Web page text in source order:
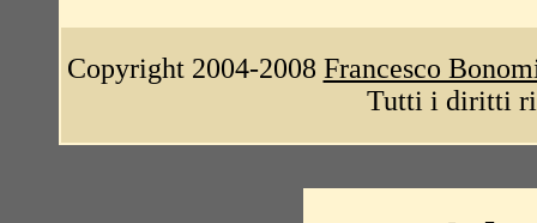
Copyright 2004-2008 Francesco
Tutti i diritti